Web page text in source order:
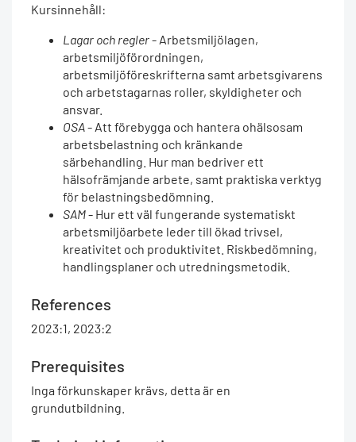
Kursinnehåll:
Lagar och regler- Arbetsmiljölagen,
arbetsmiljöförordningen,
arbetsmiljöföreskrifterna samt arbetsgivarens
och arbetstagarnas roller, skyldigheter och
ansvar.
OSA- Att förebygga och hantera ohälsosam
arbetsbelastning och kränkande
särbehandling. Hur man bedriver ett
hälsofrämjande arbete, samt praktiska verktyg
för belastningsbedömning.
SAM- Hur ett väl fungerande systematiskt
arbetsmiljöarbete leder till ökad trivsel,
kreativitet och produktivitet. Riskbedömning,
handlingsplaner och utredningsmetodik.
References
2023:1, 2023:2
Prerequisites
Inga förkunskaper krävs, detta är en
grundutbildning.